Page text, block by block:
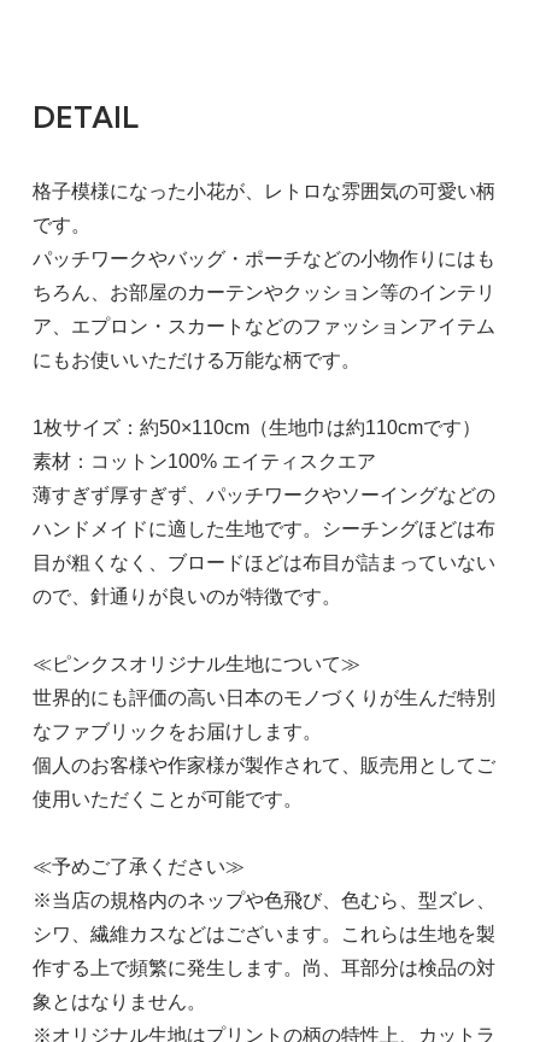
DETAIL
格子模様になった小花が、レトロな雰囲気の可愛い柄
です。
パッチワークやバッグ・ポーチなどの小物作りにはも
ちろん、お部屋のカーテンやクッション等のインテリ
ア、エプロン・スカートなどのファッションアイテム
にもお使いいただける万能な柄です。
1枚サイズ：約50×110cm（生地巾は約110cmです）
素材：コットン100% エイティスクエア
薄すぎず厚すぎず、パッチワークやソーイングなどの
ハンドメイドに適した生地です。シーチングほどは布
目が粗くなく、ブロードほどは布目が詰まっていない
ので、針通りが良いのが特徴です。
≪ピンクスオリジナル生地について≫
世界的にも評価の高い日本のモノづくりが生んだ特別
なファブリックをお届けします。
個人のお客様や作家様が製作されて、販売用としてご
使用いただくことが可能です。
≪予めご了承ください≫
※当店の規格内のネップや色飛び、色むら、型ズレ、
シワ、繊維カスなどはございます。これらは生地を製
作する上で頻繁に発生します。尚、耳部分は検品の対
象とはなりません。
※オリジナル生地はプリントの柄の特性上、カットラ